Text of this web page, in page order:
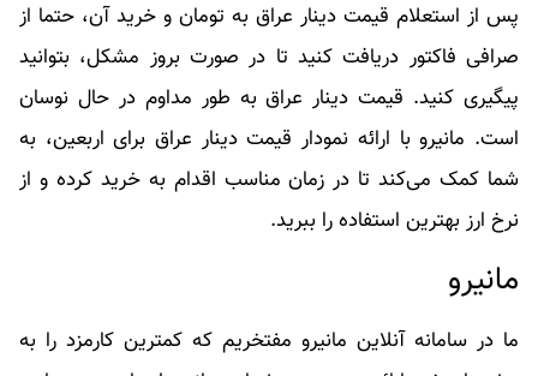
پس از استعلام قیمت دینار عراق به تومان و خرید آن، حتما از
صرافی فاکتور دریافت کنید تا در صورت بروز مشکل، بتوانید
پیگیری کنید. قیمت دینار عراق به طور مداوم در حال نوسان
است. مانیرو با ارائه نمودار قیمت دینار عراق برای اربعین، به
شما کمک می‌کند تا در زمان مناسب اقدام به خرید کرده و از
نرخ ارز بهترین استفاده را ببرید.
مانیرو
ما در سامانه آنلاین مانیرو مفتخریم که کمترین کارمزد را به